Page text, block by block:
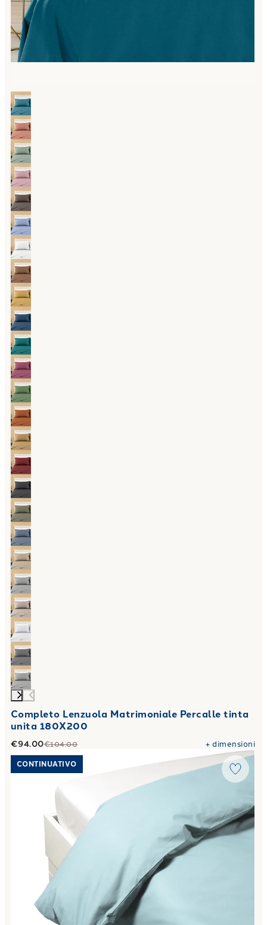
Completo Lenzuola Matrimoniale Percalle tinta
unita 180X200
€94.00€104.00 +dimensioni
Link to "Sacco Copripiumino Matrimoniale Percalle tinta
CONTINUATIVO